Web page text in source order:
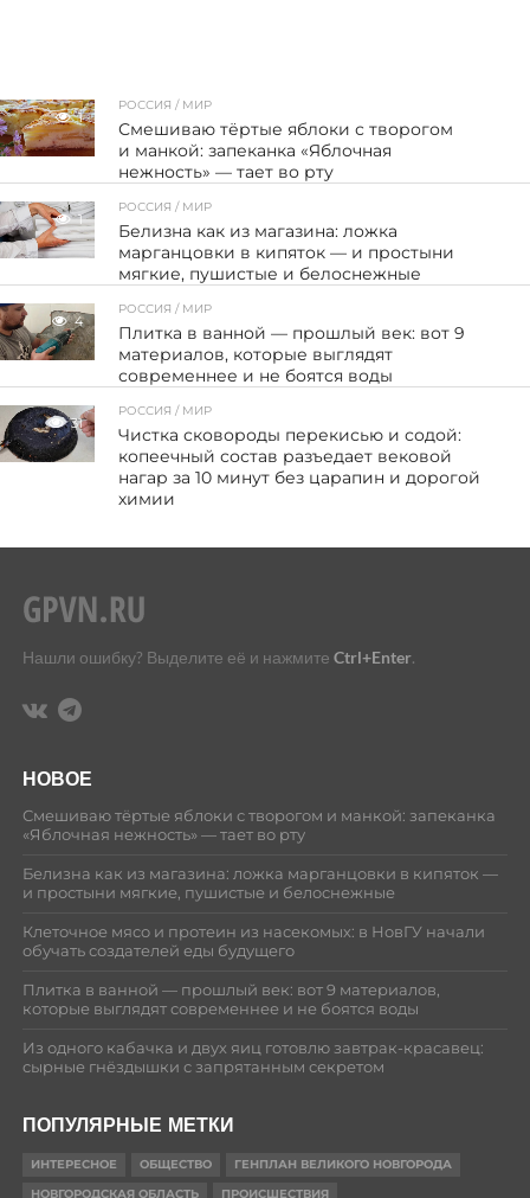
1
РОССИЯ / МИР
Смешиваю тёртые яблоки с творогом
и манкой: запеканка «Яблочная
нежность» — тает во рту
1
РОССИЯ / МИР
Белизна как из магазина: ложка
марганцовки в кипяток — и простыни
мягкие, пушистые и белоснежные
4
РОССИЯ / МИР
Плитка в ванной — прошлый век: вот 9
материалов, которые выглядят
современнее и не боятся воды
31
РОССИЯ / МИР
Чистка сковороды перекисью и содой:
копеечный состав разъедает вековой
нагар за 10 минут без царапин и дорогой
химии
Нашли ошибку? Выделите её и нажмите Ctrl+Enter.
НОВОЕ
Смешиваю тёртые яблоки с творогом и манкой: запеканка
«Яблочная нежность» — тает во рту
Белизна как из магазина: ложка марганцовки в кипяток —
и простыни мягкие, пушистые и белоснежные
Клеточное мясо и протеин из насекомых: в НовГУ начали
обучать создателей еды будущего
Плитка в ванной — прошлый век: вот 9 материалов,
которые выглядят современнее и не боятся воды
Из одного кабачка и двух яиц готовлю завтрак-красавец:
сырные гнёздышки с запрятанным секретом
ПОПУЛЯРНЫЕ МЕТКИ
ИНТЕРЕСНОЕ ОБЩЕСТВО
ГЕНПЛАН ВЕЛИКОГО НОВГОРОДА
НОВГОРОДСКАЯ ОБЛАСТЬ
ПРОИСШЕСТВИЯ